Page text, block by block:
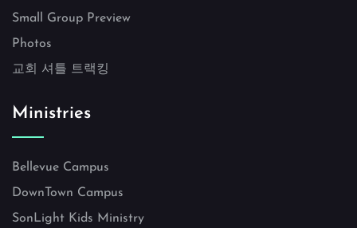
Small Group Preview
Photos
교회 셔틀 트랙킹
Ministries
Bellevue Campus
DownTown Campus
SonLight Kids Ministry